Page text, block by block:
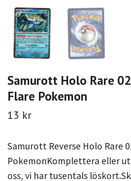
Samurott Holo Rare
Flare Pokemon
13 kr
Samurott Reverse Holo Rare
PokemonKomplettera eller
oss, vi har tusentals